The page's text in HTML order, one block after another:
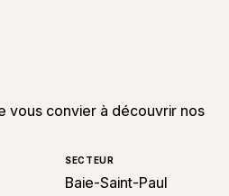
vous convier à découvrir nos
SECTEUR
Baie-Saint-Paul